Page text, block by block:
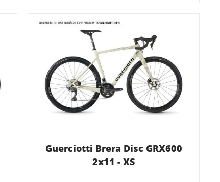
Guerciotti Brera Disc GRX600
2x11 - XS